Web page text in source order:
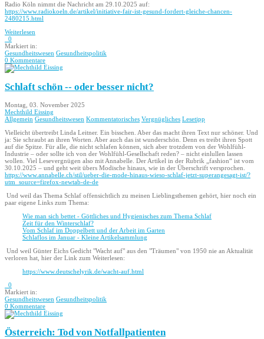
Radio Köln nimmt die Nachricht am 29.10.2025 auf:
https://www.radiokoeln.de/artikel/initiative-fair-ist-gesund-fordert-gleiche-chancen-
2480215.html
Weiterlesen
0
Markiert in:
Gesundheitswesen Gesundheitspolitik
0 Kommentare
Schlaft schön -- oder besser nicht?
Montag, 03. November 2025
Mechthild Eissing
Allgemein Gesundheitswesen Kommentatorisches Vergnügliches Lesetipp
Vielleicht übertreibt Linda Leitner. Ein bisschen. Aber das macht ihren Text nur schöner. Und
ja: Sie schraubt an ihren Worten. Aber auch das ist wunderschön. Denn es treibt ihren Spott
auf die Spitze. Für alle, die nicht schlafen können, sich aber trotzdem von der Wohlfühl-
Industrie – oder sollte ich von der Wohlfühl-Gesellschaft reden? – nicht einlullen lassen
wollen. Viel Lesevergnügen also mit Annabelle. Der Artikel in der Rubrik „fashion“ ist vom
30.10.2025 – und geht weit übers Modische hinaus, wie in der Überschrift versprochen.
https://www.annabelle.ch/stil/ueber-die-mode-hinaus-wieso-schlaf-jetzt-superangesagt-ist/?
utm_source=firefox-newtab-de-de
Und weil das Thema Schlaf offensichtlich zu meinen Lieblingsthemen gehört, hier noch ein
paar eigene Links zum Thema:
Wie man sich bettet - Göttliches und Hygienisches zum Thema Schlaf
Zeit für den Winterschlaf?
Vom Schlaf im Doppelbett und der Arbeit im Garten
Schlaflos im Januar - Kleine Artikelsammlung
Und weil Günter Eichs Gedicht "Wacht auf" aus den "Träumen" von 1950 nie an Aktualität
verloren hat, hier der Link zum Weiterlesen:
https://www.deutschelyrik.de/wacht-auf.html
0
Markiert in:
Gesundheitswesen Gesundheitspolitik
0 Kommentare
Österreich: Tod von Notfallpatienten